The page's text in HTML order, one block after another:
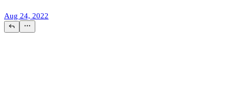
Aug 24, 2022